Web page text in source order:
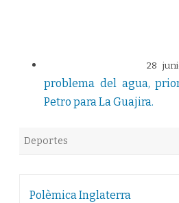
28
problema del agua,
Petro para La Guajira.
Deportes
Navegación
Polèmica Inglaterra